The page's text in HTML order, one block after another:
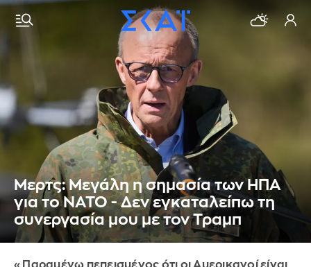
Μερτς: Μεγάλη η σημασία των ΗΠΑ
για το ΝΑΤΟ - Δεν εγκαταλείπω τη
συνεργασία μου με τον Τραμπ